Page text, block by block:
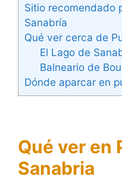
Sitio recomendado
Sanabría
Qué ver cerca de
El Lago de
Balneario de
Dónde aparcar en
Qué ver en
Sanabria